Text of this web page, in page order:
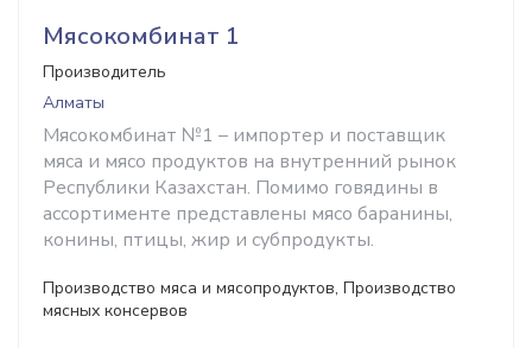
Мясокомбинат 1
Производитель
Алматы
Мясокомбинат №1 – импортер и поставщик
мяса и мясо продуктов на внутренний рынок
Республики Казахстан. Помимо говядины в
ассортименте представлены мясо баранины,
конины, птицы, жир и субпродукты.
Производство мяса и мясопродуктов, Производство
мясных консервов